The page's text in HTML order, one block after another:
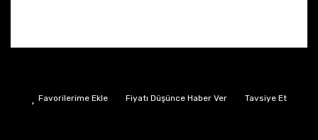
Fiyatı Düşünce Haber Ver Tavsiye Et